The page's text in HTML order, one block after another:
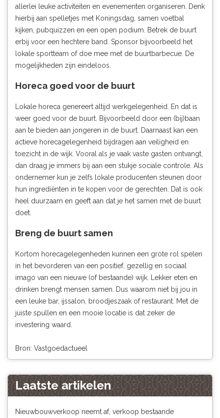
allerlei leuke activiteiten en evenementen organiseren. Denk
hierbij aan spelletjes met Koningsdag, samen voetbal
kijken, pubquizzen en een open podium. Betrek de buurt
erbij voor een hechtere band. Sponsor bijvoorbeeld het
lokale sportteam of doe mee met de buurtbarbecue. De
mogelijkheden zijn eindeloos.
Horeca goed voor de buurt
Lokale horeca genereert altijd werkgelegenheid. En dat is
weer goed voor de buurt. Bijvoorbeeld door een (bij)baan
aan te bieden aan jongeren in de buurt. Daarnaast kan een
actieve horecagelegenheid bijdragen aan veiligheid en
toezicht in de wijk. Vooral als je vaak vaste gasten ontvangt,
dan draag je immers bij aan een stukje sociale controle. Als
ondernemer kun je zelfs lokale producenten steunen door
hun ingrediënten in te kopen voor de gerechten. Dat is ook
heel duurzaam en geeft aan dat je het samen met de buurt
doet.
Breng de buurt samen
Kortom horecagelegenheden kunnen een grote rol spelen
in het bevorderen van een positief, gezellig en sociaal
imago van een nieuwe (of bestaande) wijk. Lekker eten en
drinken brengt mensen samen. Dus waarom niet bij jou in
een leuke bar, ijssalon, broodjeszaak of restaurant. Met de
juiste spullen en een mooie locatie is dat zeker de
investering waard.
Bron: Vastgoedactueel
Laatste artikelen
Nieuwbouwverkoop neemt af, verkoop bestaande